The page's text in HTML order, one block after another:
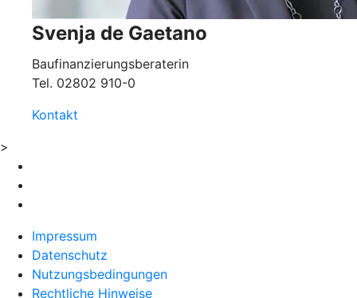
Svenja de Gaetano
Baufinanzierungsberaterin
Tel. 02802 910-0
Kontakt
>
Impressum
Datenschutz
Nutzungsbedingungen
Rechtliche Hinweise